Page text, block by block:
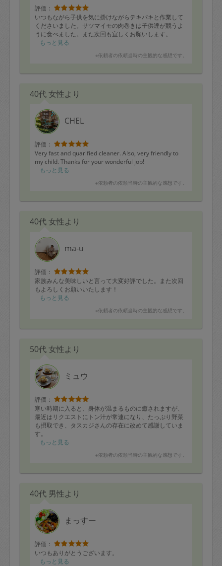
評価：
いつもながら子供を気に掛けながらテキパキと作業して
くださいました。サツマイモの肉巻きは子供達が競うよ
うに食べました。また次回も宜しくお願いします。
もっと見る
※依頼者の依頼当時の主観的な感想です。
40代 女性より
CHEL
評価：
Very fast and quarified cleaner. Also, very friendly to
my child. Thanks for your wonderful job!
もっと見る
※依頼者の依頼当時の主観的な感想です。
40代 女性より
ma-u
評価：
家族みんな美味しいと言って大変好評でした。また次回
もよろしくお願いいたします！
もっと見る
※依頼者の依頼当時の主観的な感想です。
50代 女性より
ミュウ
評価：
寒い時期に入ると、身体が温まるものに癒されますが、
最近はリクエストにトン汁が常連になり、たっぷり野菜
も摂取でき、タスカジさんの存在に改めて感謝していま
す。
他沢山リクエストを出しましたが、先日家庭で作るシュ
リクエストをしてみたら、子供たちも大満足でおやつに
今週も有難うございました！
「本日のお料理」
・油淋鶏
・とんかつ
・豚バラとしめじの肉味噌
・もやしとしめじのナムル
・ほうれん草と人参のナムル
・鱈のアクアパッツァ風
・鱈の春雨サラダ
もっと見る
※依頼者の依頼当時の主観的な感想です。
40代 男性より
まっすー
評価：
いつもありがとうございます。
もっと見る